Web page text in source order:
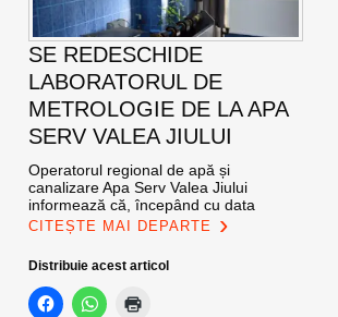
SE REDESCHIDE
LABORATORUL DE
METROLOGIE DE LA APA
SERV VALEA JIULUI
Operatorul regional de apă și
canalizare Apa Serv Valea Jiului
informează că, începând cu data
CITEȘTE MAI DEPARTE
Distribuie acest articol